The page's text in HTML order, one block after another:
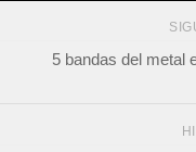
5 bandas del metal